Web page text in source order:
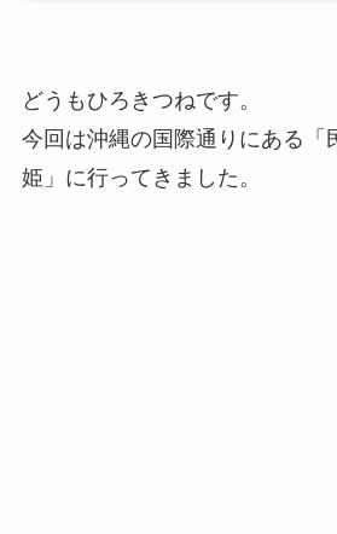
どうもひろきつねです。
今回は沖縄の国際通りにある「
姫」に行ってきました。